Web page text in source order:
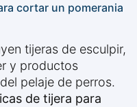
cortar un pomerania
tijeras de esculpir,
y productos
pelaje de perros.
de tijera para